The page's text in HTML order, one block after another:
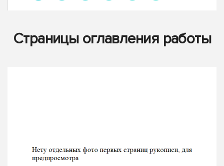
Страницы оглавления работы